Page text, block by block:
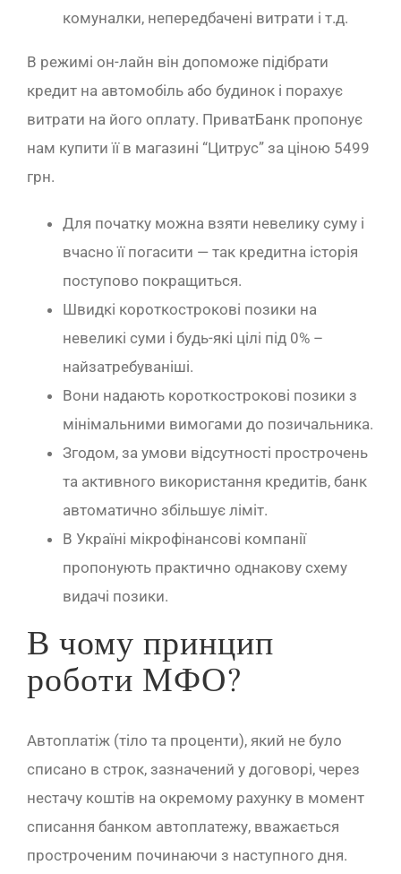
комуналки, непередбачені витрати і т.д.
В режимі он-лайн він допоможе підібрати
кредит на автомобіль або будинок і порахує
витрати на його оплату. ПриватБанк пропонує
нам купити її в магазині “Цитрус” за ціною 5499
грн.
Для початку можна взяти невелику суму і
вчасно її погасити — так кредитна історія
поступово покращиться.
Швидкі короткострокові позики на
невеликі суми і будь-які цілі під 0% –
найзатребуваніші.
Вони надають короткострокові позики з
мінімальними вимогами до позичальника.
Згодом, за умови відсутності прострочень
та активного використання кредитів, банк
автоматично збільшує ліміт.
В Україні мікрофінансові компанії
пропонують практично однакову схему
видачі позики.
В чому принцип
роботи МФО?
Автоплатіж (тіло та проценти), який не було
списано в строк, зазначений у договорі, через
нестачу коштів на окремому рахунку в момент
списання банком автоплатежу, вважається
простроченим починаючи з наступного дня.